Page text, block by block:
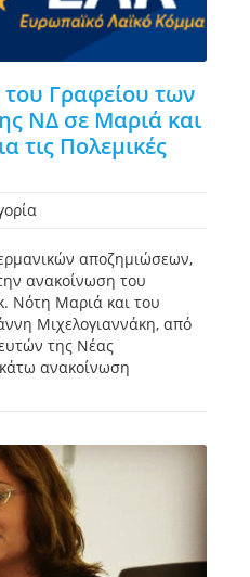
Γραφείου των
ΝΔ σε Μαριά και
τις Πολεμικές
αποζημιώσεων,
ανακοίνωση του
Νότη Μαριά και του
Μιχελογιαννάκη, από
της Νέας
ανακοίνωση